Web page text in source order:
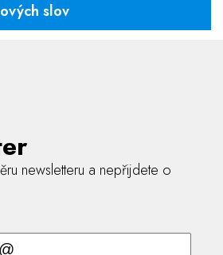
slov
newsletteru a nepřijdete o